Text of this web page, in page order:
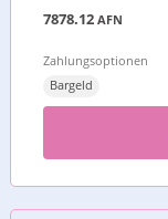
7878.12 AFN
Zahlungsoptionen
Bargeld